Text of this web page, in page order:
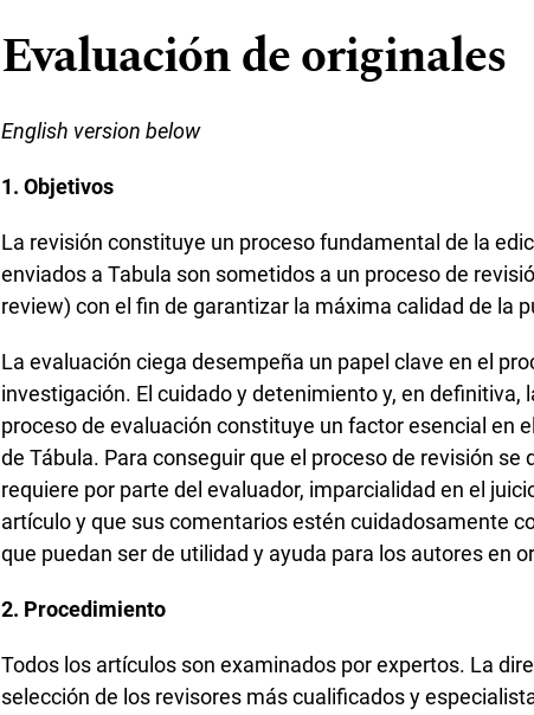
Evaluación de originales
English version below
1. Objetivos
La revisión constituye un proceso fundamental de la
enviados a Tabula son sometidos a un proceso de
review) con el fin de garantizar la máxima calidad de la
La evaluación ciega desempeña un papel clave en el
investigación. El cuidado y detenimiento y, en definitiva,
proceso de evaluación constituye un factor esencial en
de Tábula. Para conseguir que el proceso de revisión
requiere por parte del evaluador, imparcialidad en el
artículo y que sus comentarios estén cuidadosamente
que puedan ser de utilidad y ayuda para los autores en
2. Procedimiento
Todos los artículos son examinados por expertos. La
selección de los revisores más cualificados y